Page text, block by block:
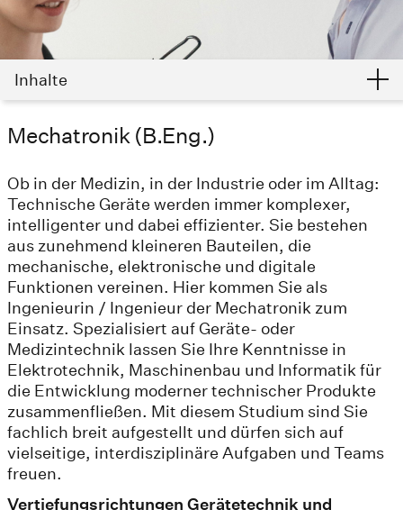
Inhalte
Mechatronik (B.Eng.)
Ob in der Medizin, in der Industrie oder im Alltag:
Technische Geräte werden immer komplexer,
intelligenter und dabei effizienter. Sie bestehen
aus zunehmend kleineren Bauteilen, die
mechanische, elektronische und digitale
Funktionen vereinen. Hier kommen Sie als
Ingenieurin / Ingenieur der Mechatronik zum
Einsatz. Spezialisiert auf Geräte- oder
Medizintechnik lassen Sie Ihre Kenntnisse in
Elektrotechnik, Maschinenbau und Informatik für
die Entwicklung moderner technischer Produkte
zusammenfließen. Mit diesem Studium sind Sie
fachlich breit aufgestellt und dürfen sich auf
vielseitige, interdisziplinäre Aufgaben und Teams
freuen.
Vertiefungsrichtungen Gerätetechnik und